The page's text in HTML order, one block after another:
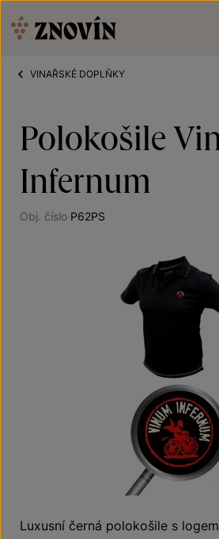
VINAŘSKÉ DOPLŇKY
Polokošile
Infernum
Obj. číslo P62PS
Luxusní černá polokošile s